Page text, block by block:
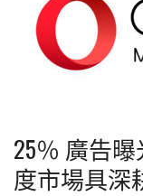
25％ 廣告
度市場具深